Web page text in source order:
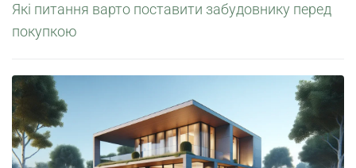
Які питання варто поставити забудовнику перед
покупкою